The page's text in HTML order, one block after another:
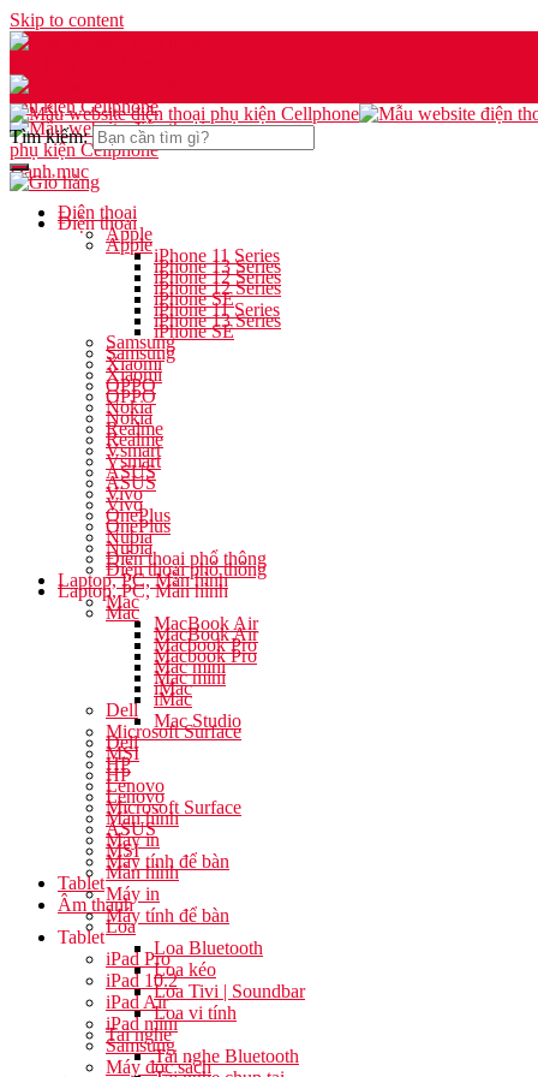
Skip to content
Danh mục
Điện thoại
Apple
iPhone 11 Series
iPhone 12 Series
iPhone SE
iPhone 13 Series
Samsung
Xiaomi
OPPO
Nokia
Realme
Vsmart
ASUS
Vivo
OnePlus
Nubia
Điện thoại phổ thông
Laptop, PC, Màn hình
Mac
MacBook Air
Macbook Pro
Mac mini
iMac
Dell
Microsoft Surface
MSI
HP
Lenovo
Màn hình
Máy in
Máy tính để bàn
Tablet
Âm thanh
Loa
Loa Bluetooth
Loa kéo
Loa Tivi | Soundbar
Loa vi tính
Tai nghe
Tai nghe Bluetooth
Tìm kiếm:
Điện thoại
Apple
iPhone 13 Series
iPhone 12 Series
iPhone 11 Series
iPhone SE
Samsung
Xiaomi
OPPO
Nokia
Realme
Vsmart
ASUS
Vivo
OnePlus
Nubia
Điện thoại phổ thông
Laptop, PC, Màn hình
Mac
MacBook Air
Macbook Pro
Mac mini
iMac
Mac Studio
Dell
HP
Lenovo
Microsoft Surface
ASUS
MSI
Màn hình
Máy in
Máy tính để bàn
Tablet
iPad Pro
iPad 10.2
iPad Air
iPad mini
Samsung
Máy đọc sách